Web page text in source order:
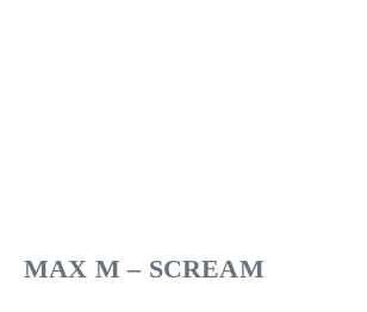
MAX M – SCREAM